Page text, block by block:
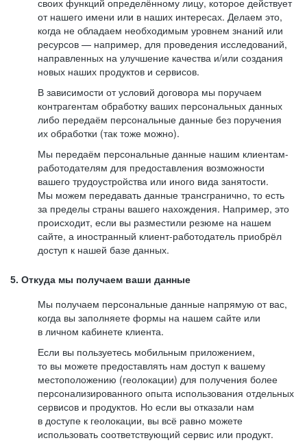
своих функций определённому лицу, которое действует
от нашего имени или в наших интересах. Делаем это,
когда не обладаем необходимым уровнем знаний или
ресурсов — например, для проведения исследований,
направленных на улучшение качества и/или создания
новых наших продуктов и сервисов.
В зависимости от условий договора мы поручаем
контрагентам обработку ваших персональных данных
либо передаём персональные данные без поручения
их обработки (так тоже можно).
Мы передаём персональные данные нашим клиентам-
работодателям для предоставления возможности
вашего трудоустройства или иного вида занятости.
Мы можем передавать данные трансгранично, то есть
за пределы страны вашего нахождения. Например, это
происходит, если вы разместили резюме на нашем
сайте, а иностранный клиент-работодатель приобрёл
доступ к нашей базе данных.
5. Откуда мы получаем ваши данные
Мы получаем персональные данные напрямую от вас,
когда вы заполняете формы на нашем сайте или
в личном кабинете клиента.
Если вы пользуетесь мобильным приложением,
то вы можете предоставлять нам доступ к вашему
местоположению (геолокации) для получения более
персонализированного опыта использования отдельных
сервисов и продуктов. Но если вы отказали нам
в доступе к геолокации, вы всё равно можете
использовать соответствующий сервис или продукт.